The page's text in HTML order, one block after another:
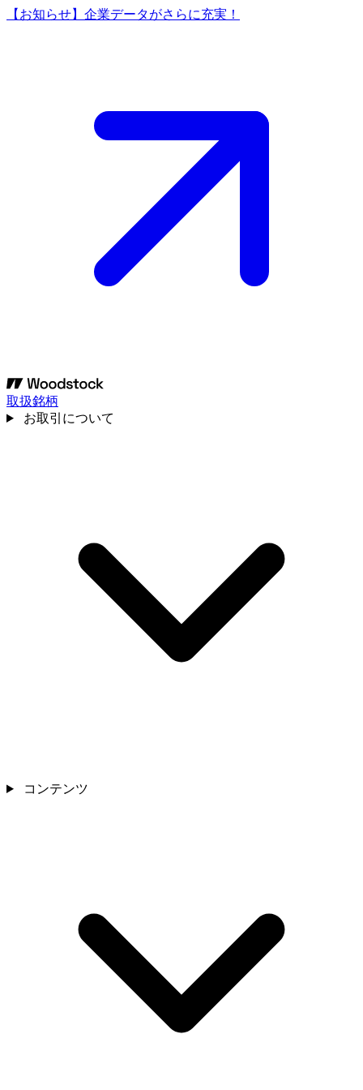
【お知らせ】企業データがさらに充実！
取扱銘柄
お取引について
コンテンツ